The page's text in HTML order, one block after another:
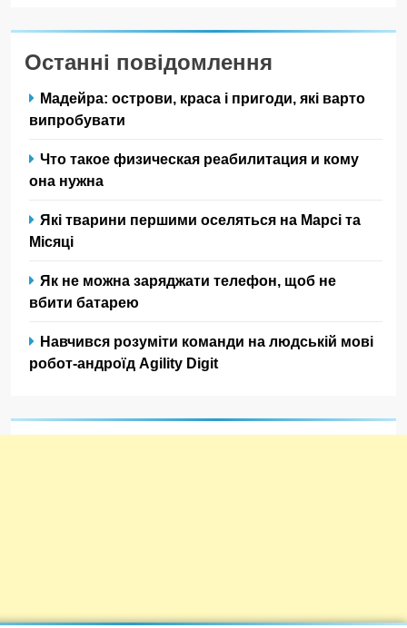
Останні повідомлення
Мадейра: острови, краса і пригоди, які варто
випробувати
Что такое физическая реабилитация и кому
она нужна
Які тварини першими оселяться на Марсі та
Місяці
Як не можна заряджати телефон, щоб не
вбити батарею
Навчився розуміти команди на людській мові
робот-андроїд Agility Digit